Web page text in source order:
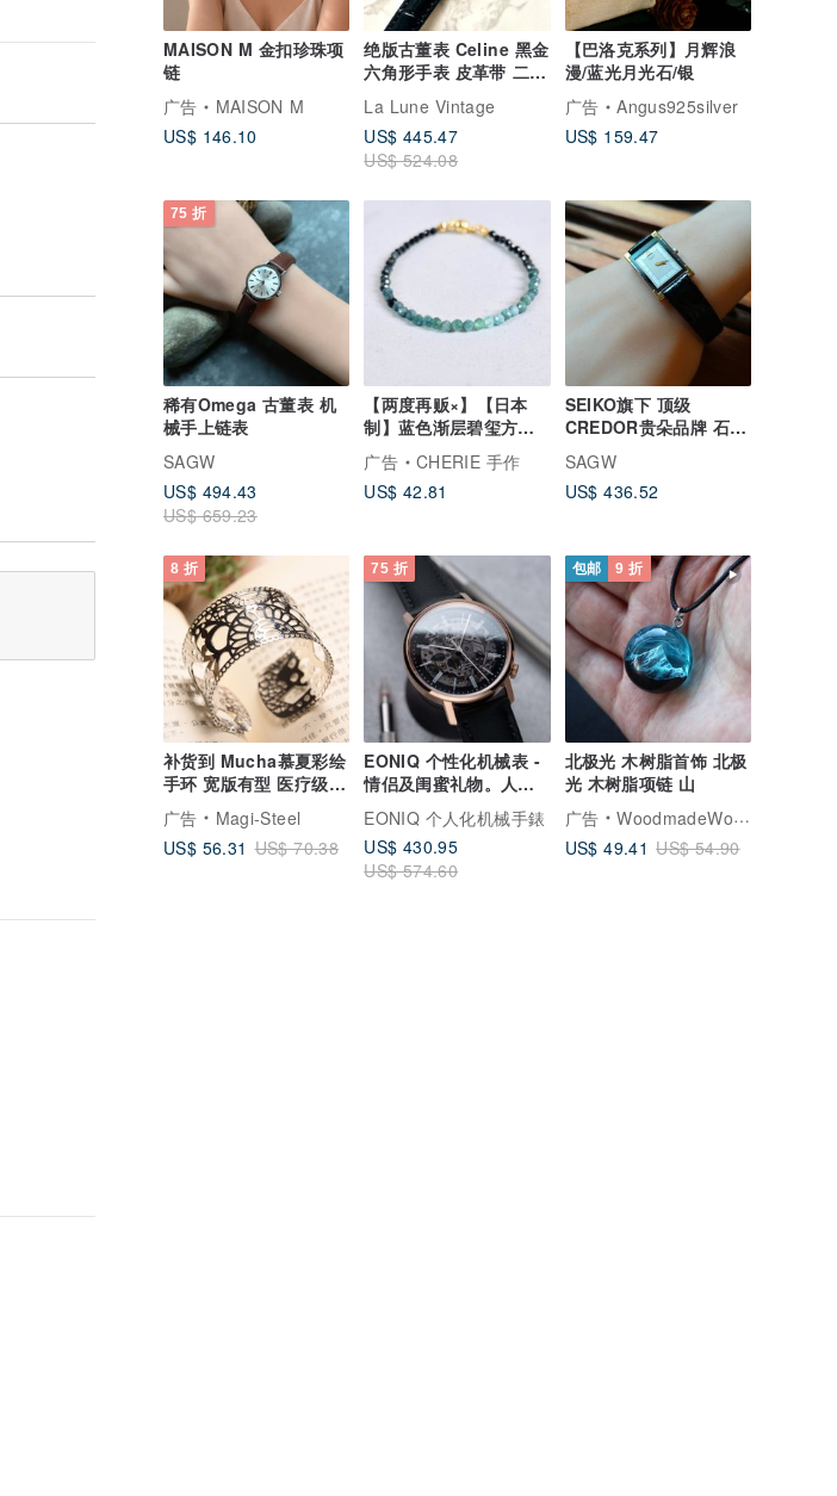
MAISON M 金扣珍珠项
链
广告
MAISON M
US$ 146.10
绝版古董表 Celine 黑金
六角形手表 皮革带 二手
男女装腕表 中古表
La Lune Vintage
US$ 445.47
US$ 524.08
【巴洛克系列】月辉浪
漫/蓝光月光石/银
广告
Angus925silver
US$ 159.47
75 折
稀有Omega 古董表 机
械手上链表
SAGW
US$ 494.43
US$ 659.23
【两度再贩×】【日本
制】蓝色渐层碧玺方珠
手链 不灵巧也能轻松上
手，零压力一触即成式
佩戴
广告
CHERIE 手作
US$ 42.81
SEIKO旗下 顶级
CREDOR贵朵品牌 石英
表(绝版款) 钢+22k镀金
SAGW
US$ 436.52
8 折
补货到 Mucha慕夏彩绘
手环 宽版有型 医疗级薄
钢不会氧化过敏
广告
Magi-Steel
US$ 56.31 US$ 70.38
75 折
EONIQ 个性化机械表 -
情侣及闺蜜礼物。人手
装篏。免费刻字 35mm
EONIQ 个人化机械手錶
US$ 430.95
US$ 574.60
包邮 9 折
北极光 木树脂首饰 北极
光 木树脂项链 山
广告
WoodmadeWonderwood
US$ 49.41 US$ 54.90